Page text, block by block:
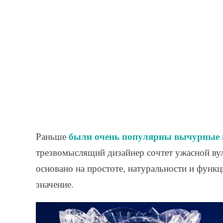
Раньше были очень популярны вычурные
трезвомыслящий дизайнер сочтет ужасной
основано на простоте, натуральности и
значение.